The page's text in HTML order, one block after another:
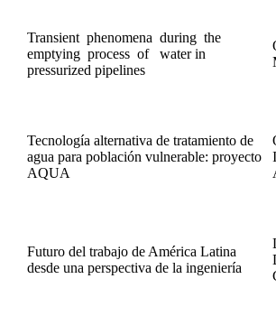
Transient phenomena during the
emptying process of water in
pressurized pipelines
Tecnología alternativa de tratamiento de
agua para población vulnerable: proyecto
AQUA
Futuro del trabajo de América Latina
desde una perspectiva de la ingeniería